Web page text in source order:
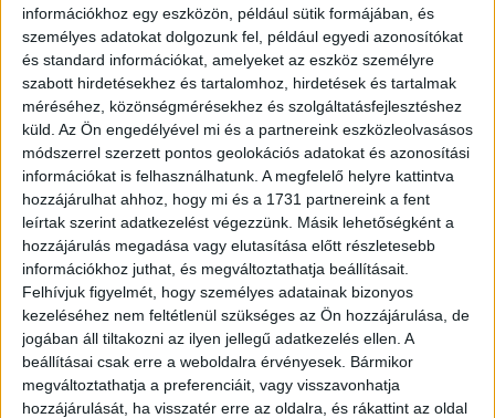
információkhoz egy eszközön, például sütik formájában, és
személyes adatokat dolgozunk fel, például egyedi azonosítókat
és standard információkat, amelyeket az eszköz személyre
szabott hirdetésekhez és tartalomhoz, hirdetések és tartalmak
méréséhez, közönségmérésekhez és szolgáltatásfejlesztéshez
küld. Az Ön engedélyével mi és a partnereink eszközleolvasásos
módszerrel szerzett pontos geolokációs adatokat és azonosítási
információkat is felhasználhatunk. A megfelelő helyre kattintva
hozzájárulhat ahhoz, hogy mi és a 1731 partnereink a fent
leírtak szerint adatkezelést végezzünk. Másik lehetőségként a
hozzájárulás megadása vagy elutasítása előtt részletesebb
információkhoz juthat, és megváltoztathatja beállításait.
Felhívjuk figyelmét, hogy személyes adatainak bizonyos
kezeléséhez nem feltétlenül szükséges az Ön hozzájárulása, de
jogában áll tiltakozni az ilyen jellegű adatkezelés ellen. A
beállításai csak erre a weboldalra érvényesek. Bármikor
megváltoztathatja a preferenciáit, vagy visszavonhatja
hozzájárulását, ha visszatér erre az oldalra, és rákattint az oldal